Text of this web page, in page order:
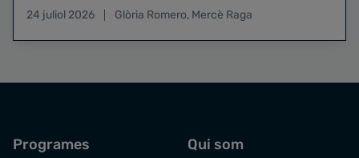
24 juliol 2026
Glòria Romero, Mercè Raga
Programes Qui som